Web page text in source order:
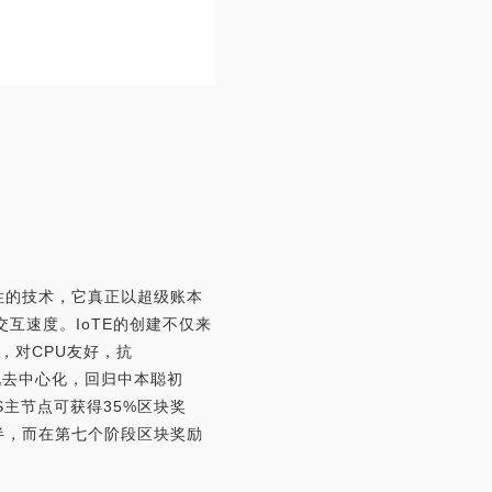
技术，它真正以超级账本
互速度。IoTE的创建不仅来
对CPU友好，抗
中心化，回归中本聪初
节点可获得35%区块奖
而在第七个阶段区块奖励